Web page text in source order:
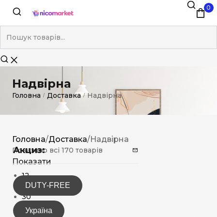
0
Надвірна
Головна / Доставка / Надвірна
Акциз:
DUTY-FREE
Україна
Головна/Доставка/Надвірна
Показано всі 170 товарів
Показати
12
15
30